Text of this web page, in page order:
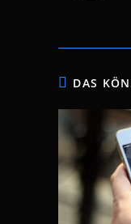
DAS